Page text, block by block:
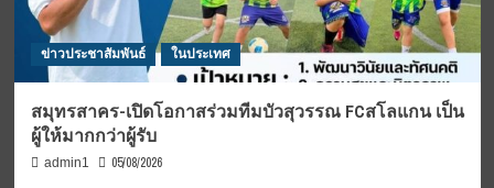
ข่าวประชาสัมพันธ์ ในประเทศ
สมุทรสาคร-เปิดโอกาสร่วมทีมบัวสุวรรณ FCสโลแกน เป็น
ผู้ให้มากกว่าผู้รับ
admin1 05/08/2026